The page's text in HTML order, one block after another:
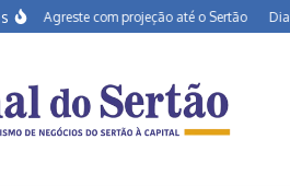
com projeção até o Sertão Dia dos